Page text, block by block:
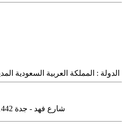
الدولة : المملكة العربية السعودية
شارع فهد - جدة 21442 -المملكة العربية السعودية